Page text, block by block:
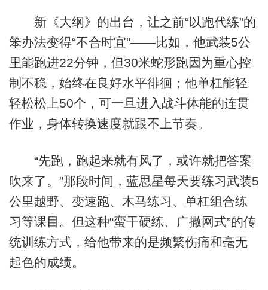
新《大纲》的出台，让之前“以跑代练”的
笨办法变得“不合时宜”——比如，他武装5公
里能跑进22分钟，但30米蛇形跑因为重心控
制不稳，始终在良好水平徘徊；他单杠能轻
轻松松上50个，可一旦进入战斗体能的连贯
作业，身体转换速度就跟不上节奏。
“先跑，跑起来就有风了，或许就把答案
吹来了。”那段时间，蓝思星每天要练习武装5
公里越野、变速跑、木马练习、单杠组合练
习等课目。但这种“蛮干硬练、广撒网式”的传
统训练方式，给他带来的是频繁伤痛和毫无
起色的成绩。